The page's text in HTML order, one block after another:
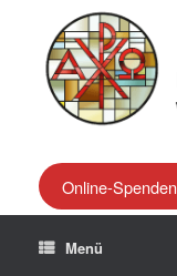
Online-Spenden
Menü